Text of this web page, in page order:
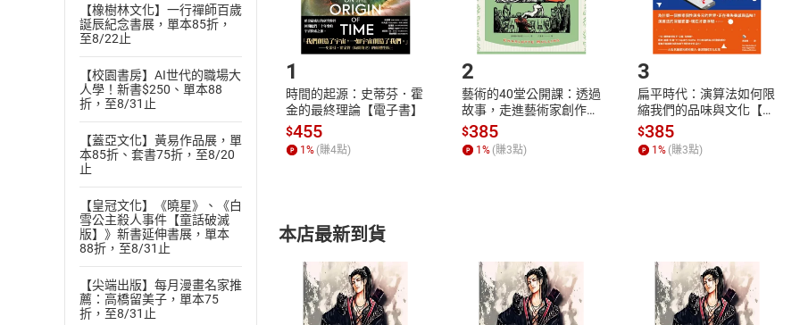
【橡樹林文化】一行禪師百歲
誕辰紀念書展，單本85折，
至8/22止
【校園書房】AI世代的職場大
人學！新書$250、單本88
折，至8/31止
【蓋亞文化】黃易作品展，單
本85折、套書75折，至8/20
止
【皇冠文化】《曉星》、《白
雪公主殺人事件【童話破滅
版】》新書延伸書展，單本
88折，至8/31止
【尖端出版】每月漫畫名家推
薦：高橋留美子，單本75
折，至8/31止
Step1.選擇閱讀載具 Step2.登入
1
時間的起源：史蒂芬．霍
金的最終理論【電子書】
$455
1% (賺4點)
2
藝術的40堂公開課：透過
故事，走進藝術家創作現
場，看藝術如何誕生、如
何形塑人類生活【電子
書】
$385
1% (賺3點)
3
扁平時代：演算法如何限
縮我們的品味與文化【電
子書】
$385
1% (賺3點)
本店最新到貨